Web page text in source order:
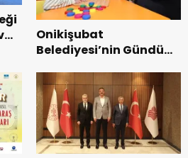
Onikişubat
Belediyesi’nin Gündüz
dönemin ön kayıtları
başladı.